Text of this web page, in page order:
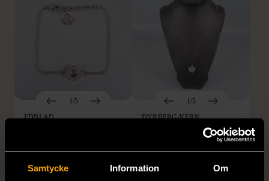
Samtycke Information Om
1/5
EDBLAD
129 kr
1/5
DYRBERG/KERN
Dyrberg/Kern - Delise -